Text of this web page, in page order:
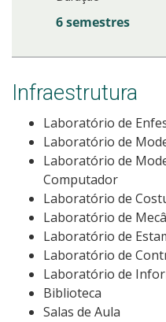
6 semestres
Infraestrutura
Laboratório de
Laboratório de
Laboratório de
Computador
Laboratório de
Laboratório de
Laboratório de
Laboratório de
Laboratório de
Biblioteca
Salas de Aula